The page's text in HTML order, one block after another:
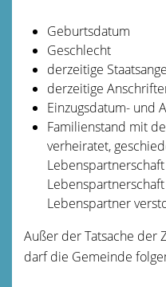
Geburtsdatum
Geschlecht
derzeitige
derzeitige
Einzugsdatum- und
Familienstand mit
verheiratet,
Lebenspartner
Außer der Tatsache der
darf die Gemeinde